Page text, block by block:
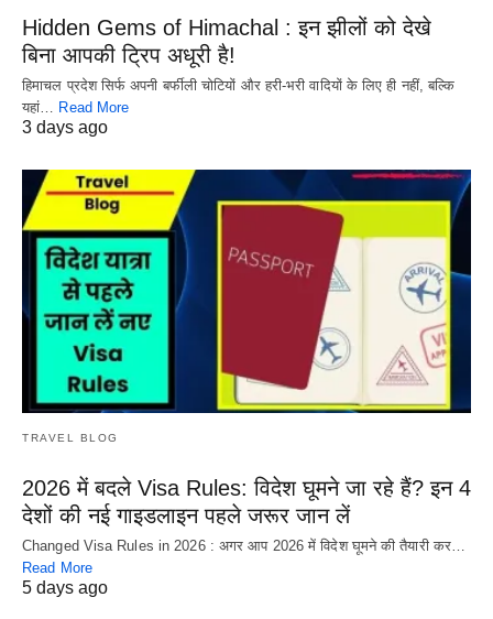
Hidden Gems of Himachal : इन झीलों को देखे
बिना आपकी ट्रिप अधूरी है!
हिमाचल प्रदेश सिर्फ अपनी बर्फीली चोटियों और हरी-भरी वादियों के लिए ही नहीं, बल्कि
यहां…
Read More
3 days ago
TRAVEL BLOG
2026 में बदले Visa Rules: विदेश घूमने जा रहे हैं? इन 4
देशों की नई गाइडलाइन पहले जरूर जान लें
Changed Visa Rules in 2026 : अगर आप 2026 में विदेश घूमने की तैयारी कर…
Read More
5 days ago